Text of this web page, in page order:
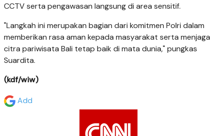
CCTV serta pengawasan langsung di area sensitif.
"Langkah ini merupakan bagian dari komitmen Polri dalam
memberikan rasa aman kepada masyarakat serta menjaga
citra pariwisata Bali tetap baik di mata dunia," pungkas
Suardita.
(kdf/wiw)
Add